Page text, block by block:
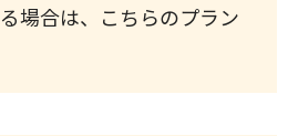
場合は、こちらのプラン